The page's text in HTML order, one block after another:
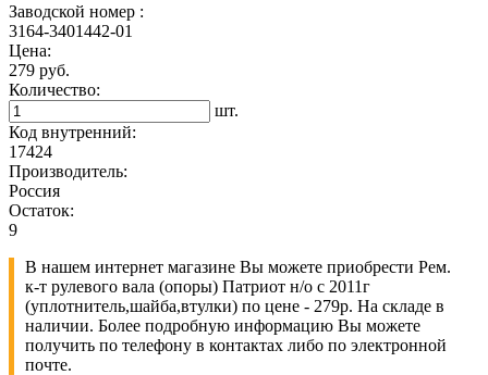
Заводской номер :
3164-3401442-01
Цена:
279 руб.
Количество:
шт.
Код внутренний:
17424
Производитель:
Россия
Остаток:
9
В нашем интернет магазине Вы можете приобрести Рем.
к-т рулевого вала (опоры) Патриот н/о с 2011г
(уплотнитель,шайба,втулки) по цене - 279р. На складе в
наличии. Более подробную информацию Вы можете
получить по телефону в контактах либо по электронной
почте.